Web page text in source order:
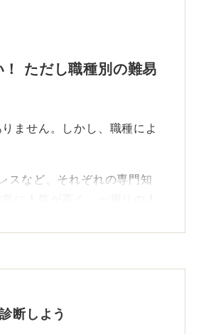
ただし職種別の難易
ません。しかし、職種によ
スなど、それぞれの専門知
に人気が高く、一握りの人
れる傾向にあります。自分
断しよう